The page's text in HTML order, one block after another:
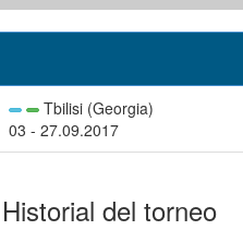
Tbilisi (Georgia)
03 - 27.09.2017
Historial del torneo